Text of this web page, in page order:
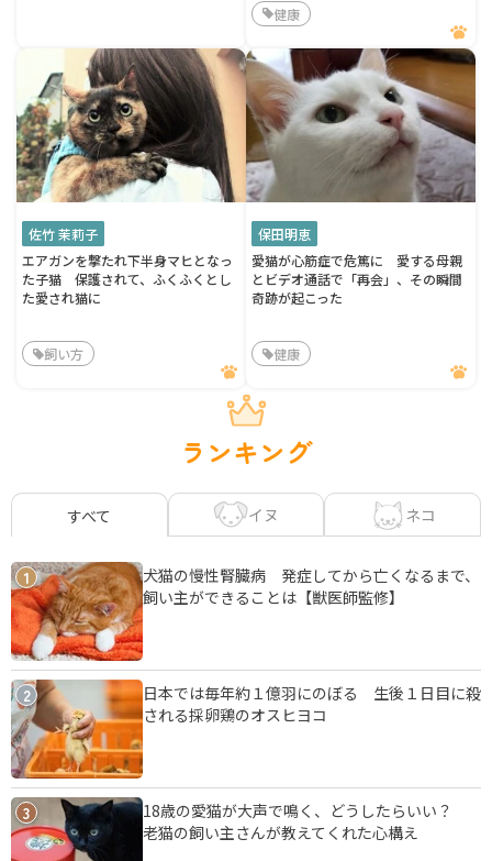
健康
佐竹 茉莉子
エアガンを撃たれ下半身マヒとなっ
た子猫 保護されて、ふくふくとし
た愛され猫に
飼い方
保田明恵
愛猫が心筋症で危篤に 愛する母親
とビデオ通話で「再会」、その瞬間
奇跡が起こった
健康
ランキング
すべて イヌ ネコ
1
犬猫の慢性腎臓病 発症してから亡くなるまで、
飼い主ができることは【獣医師監修】
2
日本では毎年約１億羽にのぼる 生後１日目に殺
される採卵鶏のオスヒヨコ
3
18歳の愛猫が大声で鳴く、どうしたらいい？
老猫の飼い主さんが教えてくれた心構え